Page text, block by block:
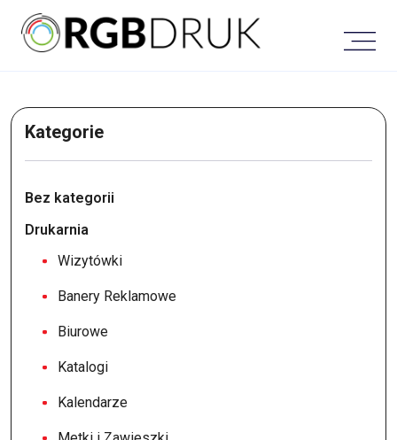
content
Kategorie
Bez kategorii
Drukarnia
Wizytówki
Banery Reklamowe
Biurowe
Katalogi
Kalendarze